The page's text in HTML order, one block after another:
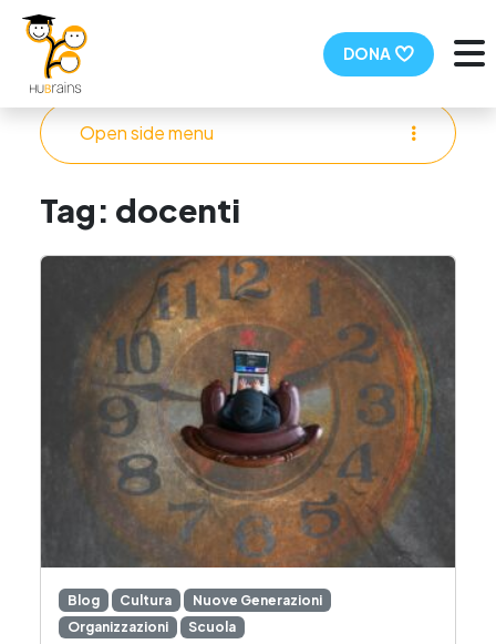
DONA
Tag: docenti
Blog Cultura
Nuove Generazioni
Organizzazioni
Scuola
Open side menu